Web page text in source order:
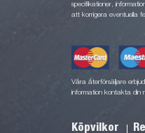
specifikationer,
att korrigera eventuella
Våra återförsäljare
information kontakta din
Köpvilkor